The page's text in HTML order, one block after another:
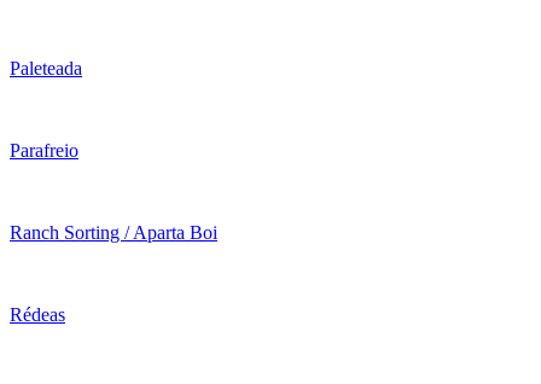
Paleteada
Parafreio
Ranch Sorting / Aparta Boi
Rédeas